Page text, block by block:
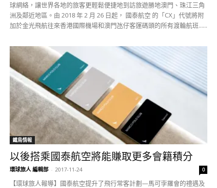
球網絡，讓世界各地的旅客更輕鬆便捷地到訪旅遊勝地澳門、珠江三角
洲及鄰近地區。由 2018 年 2 月 26 日起， 國泰航空 的「CX」代號將附
加於金光飛航往來香港國際機場和澳門氹仔客運碼頭的所有渡輪航班......
鐵鳥情報
以後搭乘國泰航空將能賺取更多會籍積分
環球旅人 編輯部 - 2017-11-24 0
【環球旅人報導】國泰航空提升了飛行常客計劃—馬可孛羅會的禮遇及